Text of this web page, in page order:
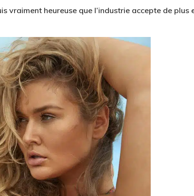
vraiment heureuse que l’industrie accepte de plus